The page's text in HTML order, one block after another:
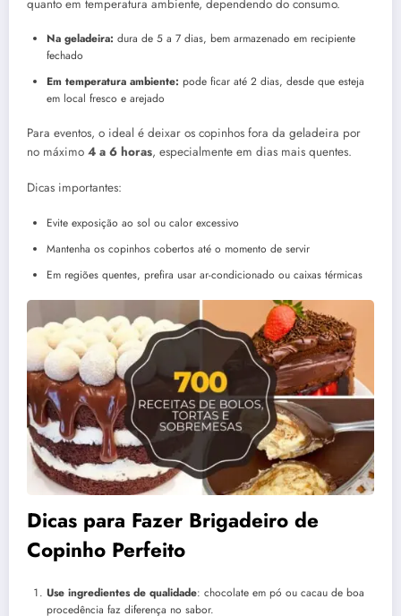
quanto em temperatura ambiente, dependendo do consumo.
Na geladeira: dura de 5 a 7 dias, bem armazenado em recipiente
fechado
Em temperatura ambiente: pode ficar até 2 dias, desde que esteja
em local fresco e arejado
Para eventos, o ideal é deixar os copinhos fora da geladeira por
no máximo 4 a 6 horas, especialmente em dias mais quentes.
Dicas importantes:
Evite exposição ao sol ou calor excessivo
Mantenha os copinhos cobertos até o momento de servir
Em regiões quentes, prefira usar ar-condicionado ou caixas térmicas
Dicas para Fazer Brigadeiro de
Copinho Perfeito
Use ingredientes de qualidade: chocolate em pó ou cacau de boa
procedência faz diferença no sabor.